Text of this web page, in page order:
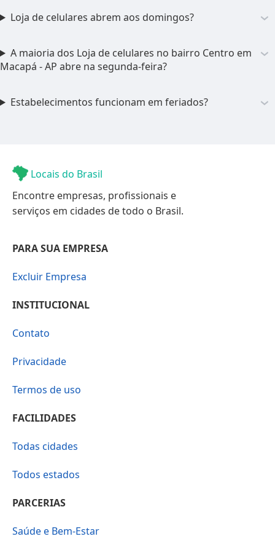
Loja de celulares abrem aos domingos?
A maioria dos Loja de celulares no bairro Centro em
Macapá - AP abre na segunda-feira?
Estabelecimentos funcionam em feriados?
Locais do Brasil
Encontre empresas, profissionais e
serviços em cidades de todo o Brasil.
PARA SUA EMPRESA
Excluir Empresa
INSTITUCIONAL
Contato
Privacidade
Termos de uso
FACILIDADES
Todas cidades
Todos estados
PARCERIAS
Saúde e Bem-Estar